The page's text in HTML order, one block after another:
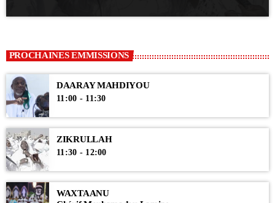
PROCHAINES EMMISSIONS
DAARAY MAHDIYOU
11:00 - 11:30
ZIKRULLAH
11:30 - 12:00
WAXTAANU